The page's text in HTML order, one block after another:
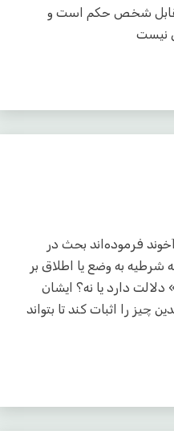
شخص حکم است و
نیست
۱۴۰۲ مرحوم آخوند فرموده‌اند بحث در
به وضع یا اطلاق بر
دلالت دارد یا نه؟ ایشان
چیز را اثبات کند تا بتواند